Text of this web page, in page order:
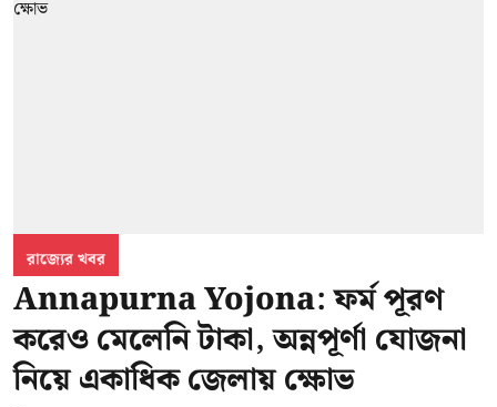
রাজ্যের খবর
Annapurna Yojona: ফর্ম পূরণ
করেও মেলেনি টাকা, অন্নপূর্ণা যোজনা
নিয়ে একাধিক জেলায় ক্ষোভ